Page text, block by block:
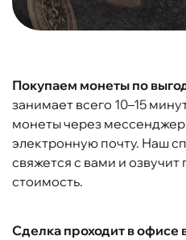
Покупаем монеты по
занимает всего 10–15
монеты через
электронную почту. Наш
свяжется с вами и
стоимость.
Сделка проходит в офисе